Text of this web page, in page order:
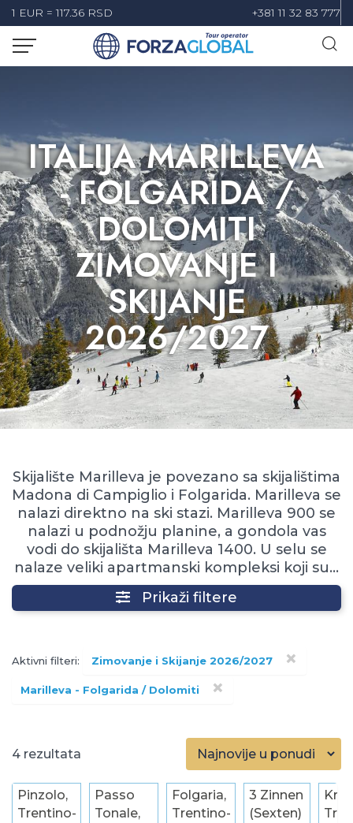
+381 11 32 83 777
1 EUR = 117.36 RSD
ITALIJA MARILLEVA
- FOLGARIDA /
DOLOMITI
ZIMOVANJE I
SKIJANJE
2026/2027
Skijalište Marilleva je povezano sa skijalištima
Madona di Campiglio i Folgarida. Marilleva se
nalazi direktno na ski stazi. Marilleva 900 se
nalazi u podnožju planine, a gondola vas
vodi do skijališta Marilleva 1400. U selu se
nalaze veliki apartmanski kompleksi koji su...
Prikaži filtere
Aktivni filteri: ×
Zimovanje i Skijanje 2026/2027
×
Marilleva - Folgarida / Dolomiti
4
Pinzolo,
Trentino-
Passo
Tonale,
Folgaria,
Trentino-
3 Zinnen
(Sexten)